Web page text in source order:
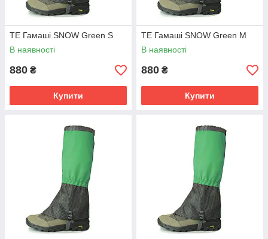
TE Гамаші SNOW Green S
В наявності
880 ₴
Купити
TE Гамаші SNOW Green M
В наявності
880 ₴
Купити